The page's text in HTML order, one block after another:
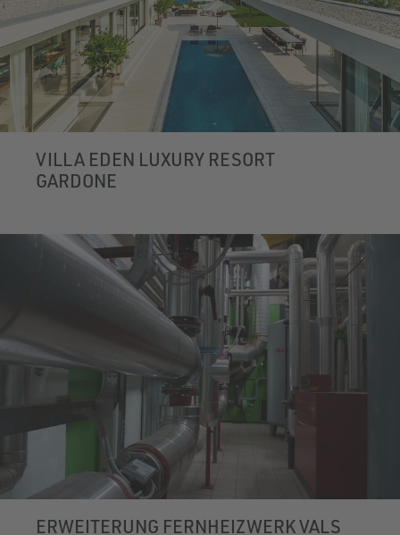
VILLA EDEN LUXURY RESORT
GARDONE
ERWEITERUNG FERNHEIZWERK VALS